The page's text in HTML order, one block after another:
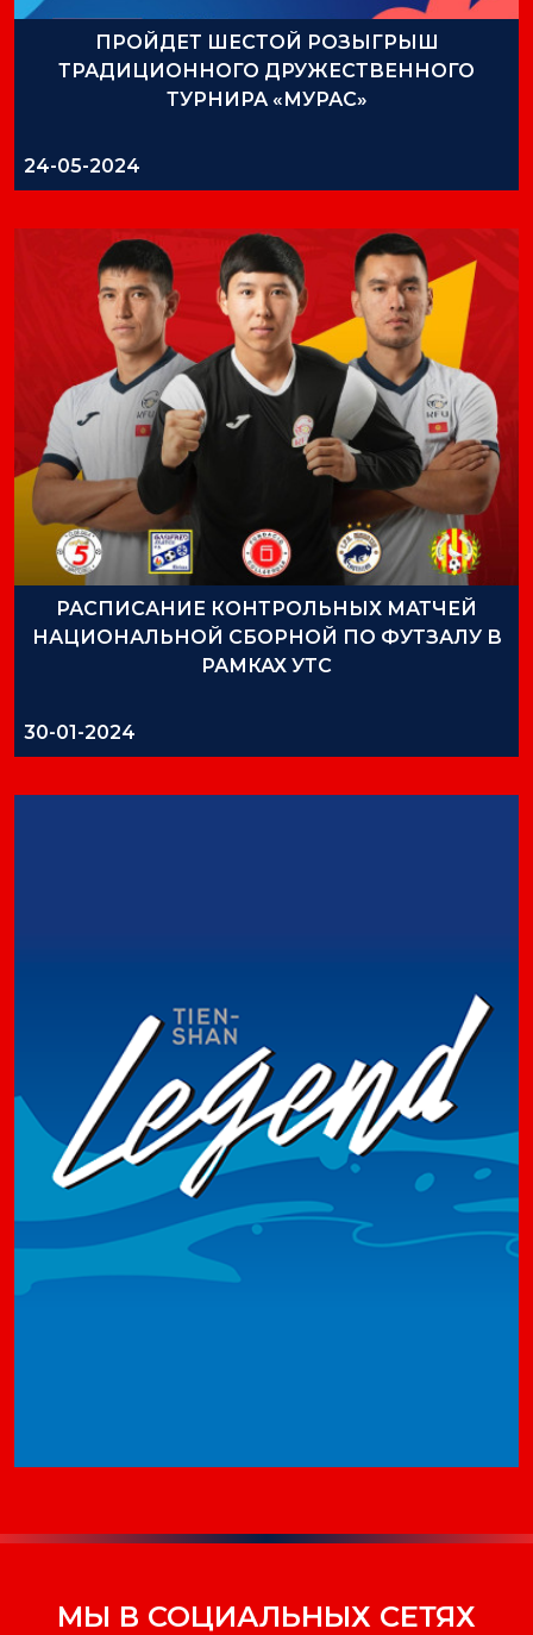
ПРОЙДЕТ ШЕСТОЙ РОЗЫГРЫШ
ТРАДИЦИОННОГО ДРУЖЕСТВЕННОГО
ТУРНИРА «МУРАС»
24-05-2024
РАСПИСАНИЕ КОНТРОЛЬНЫХ МАТЧЕЙ
НАЦИОНАЛЬНОЙ СБОРНОЙ ПО ФУТЗАЛУ В
РАМКАХ УТС
30-01-2024
МЫ В СОЦИАЛЬНЫХ СЕТЯХ